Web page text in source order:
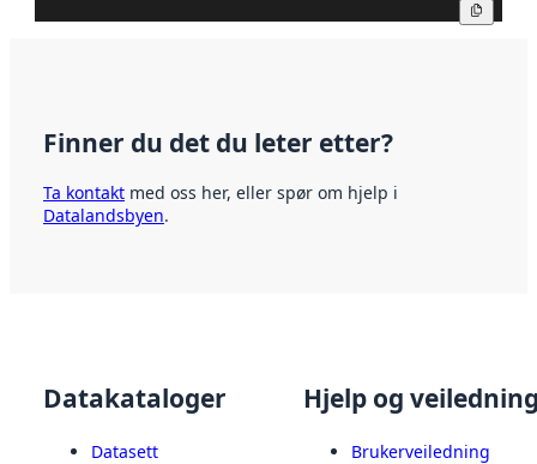
Finner du det du leter etter?
Ta kontakt med oss her, eller spør om hjelp i
Datalandsbyen.
Datakataloger
Datasett
Hjelp og
Brukerveiledning